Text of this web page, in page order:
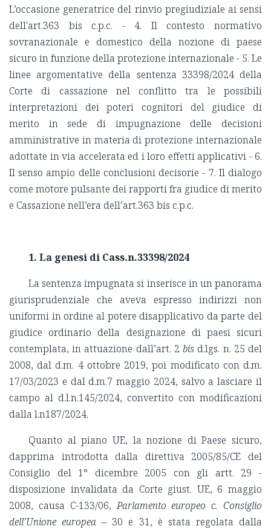
L’occasione generatrice del rinvio pregiudiziale ai sensi
dell'art.363 bis c.p.c. - 4. Il contesto normativo
sovranazionale e domestico della nozione di paese
sicuro in funzione della protezione internazionale - 5. Le
linee argomentative della sentenza 33398/2024 della
Corte di cassazione nel conflitto tra le possibili
interpretazioni dei poteri cognitori del giudice di
merito in sede di impugnazione delle decisioni
amministrative in materia di protezione internazionale
adottate in via accelerata ed i loro effetti applicativi - 6.
Il senso ampio delle conclusioni decisorie - 7. Il dialogo
come motore pulsante dei rapporti fra giudice di merito
e Cassazione nell’era dell’art.363 bis c.p.c.
1. La genesi di Cass.n.33398/2024
La sentenza impugnata si inserisce in un panorama
giurisprudenziale che aveva espresso indirizzi non
uniformi in ordine al potere disapplicativo da parte del
giudice ordinario della designazione di paesi sicuri
contemplata, in attuazione dall’art. 2bis d.lgs. n. 25 del
2008, dal d.m. 4 ottobre 2019, poi modificato con d.m.
17/03/2023 e dal d.m.7 maggio 2024, salvo a lasciare il
campo al d.l.n.145/2024, convertito con modificazioni
dalla l.n187/2024.
Quanto al piano UE, la nozione di Paese sicuro,
dapprima introdotta dalla direttiva 2005/85/CE del
Consiglio del 1° dicembre 2005 con gli artt. 29 -
disposizione invalidata da Corte giust. UE, 6 maggio
2008, causa C-133/06,Parlamento europeo c. Consiglio
dell’Unione europea – 30 e 31, è stata regolata dalla